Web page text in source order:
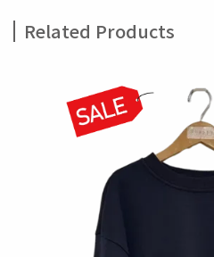
Related Products